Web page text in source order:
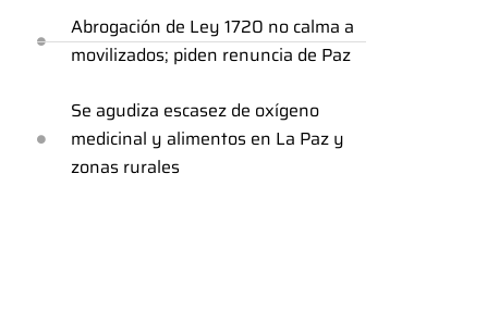
Abrogación de Ley 1720 no calma a
movilizados; piden renuncia de Paz
Se agudiza escasez de oxígeno
medicinal y alimentos en La Paz y
zonas rurales